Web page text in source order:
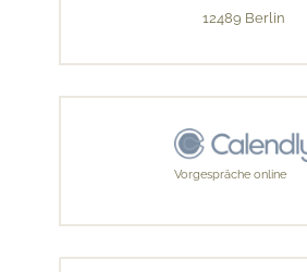
12489 Berlin
Vorgespräche online